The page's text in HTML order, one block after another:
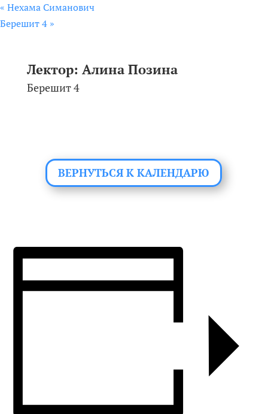
« Нехама Симанович
Берешит 4 »
Лектор: Алина Позина
Берешит 4
ВЕРНУТЬСЯ К КАЛЕНДАРЮ